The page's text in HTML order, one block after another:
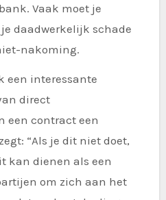
Vaak moet je
daadwerkelijk schade
nakoming.
een interessante
direct
een contract een
“Als je dit niet doet,
kan dienen als een
om zich aan het